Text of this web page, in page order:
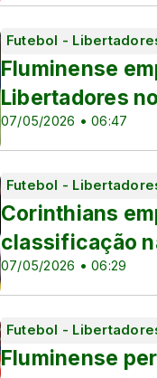
Futebol -
07/05/2026 • 06:47
Fluminense
Libertadores
Futebol -
07/05/2026 • 06:29
Corinthians
classificação
Futebol -
Fluminense